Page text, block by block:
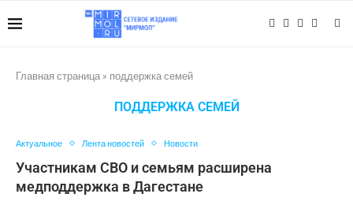
Главная страница » поддержка семей
ПОДДЕРЖКА СЕМЕЙ
Актуальное Лента новостей Новости
Участникам СВО и семьям расширена
медподдержка в Дагестане